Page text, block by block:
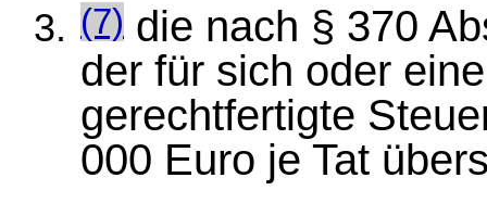
(7) die nach § 370
der für sich oder
gerechtfertigte
000 Euro je Tat